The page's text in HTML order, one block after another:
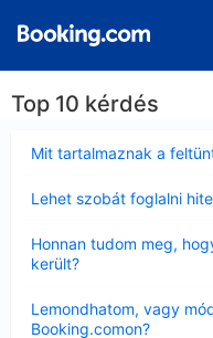
Top 10 kérdés
Mit tartalmaznak a
Lehet szobát foglalni
Honnan tudom meg,
került?
Lemondhatom, vagy
Booking.comon?